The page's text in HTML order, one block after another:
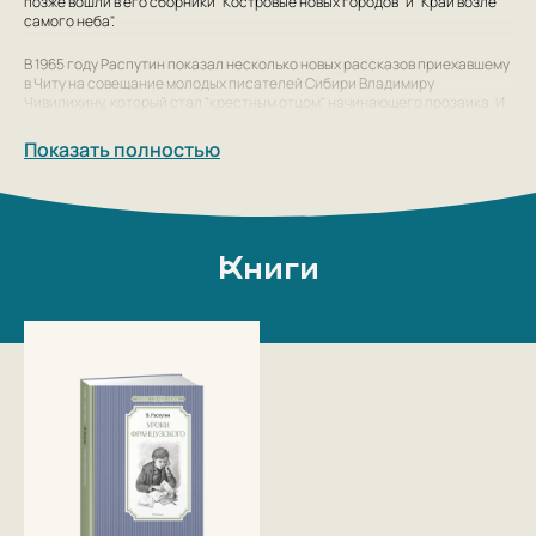
самого неба".
В 1965 году Распутин показал несколько новых рассказов приехавшему
в Читу на совещание молодых писателей Сибири Владимиру
Чивилихину, который стал "крестным отцом" начинающего прозаика. И
Распутина "Человек с этого света".
"Последний срок", заявив о зрелости и самобытности автора. Затем
последовали повести "Живи и помни" (1974) и "Прощание с Матёрой"
писателей. В 1979 году вошёл в редакционную коллегию книжной серии
«Литературные памятники Сибири» Восточно-Сибирского книжного
журнала «Роман-газета».
общественной и публицистической деятельности, не прерывая
творчества. В 1995 году вышли в свет его рассказ "В ту же землю";
очерки "Вниз по Лене-реке"; в 1996 — рассказы "Поминный день"; в 1997
— "Нежданно-негаданно"; "Отчие пределы" ("Видение" и "Вечером").
В 2010 году Союз писателей России выдвигал кандидатуру Распутина
на присуждение Нобелевской премии по литературе. В Иркутской
области его произведения входят в региональную школьную
Показать полностью
Книги